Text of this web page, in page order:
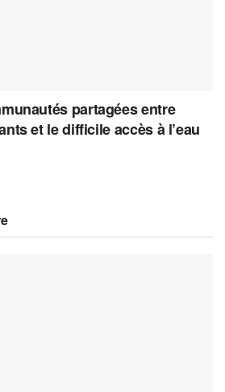
partagées entre
et le difficile accès à l’eau